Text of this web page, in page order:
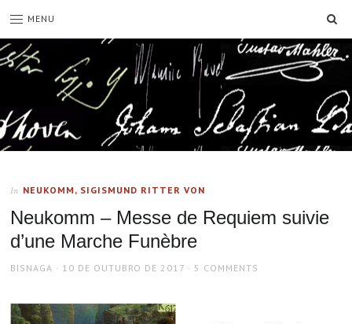
MENU
In NEUKOMM, SIGISMUND RITTER VON
Neukomm – Messe de Requiem suivie
d’une Marche Funèbre
AUTHOR
BISNAGA
POSTED
10 DE OUTUBRO DE 2017 5 COMMENTS